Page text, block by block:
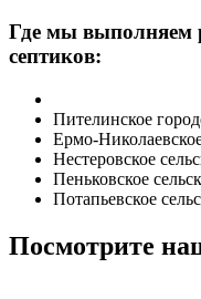
Где мы выполняем
септиков:
Пителинское
Ермо-
Нестеровское
Пеньковское
Потапьевское
Посмотрите